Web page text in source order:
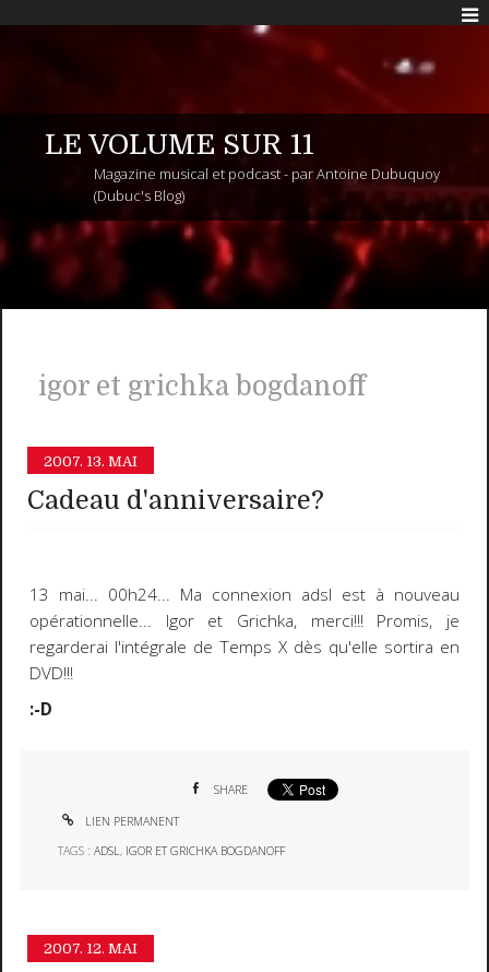
LE VOLUME SUR 11
Magazine musical et podcast - par Antoine Dubuquoy
(Dubuc's Blog)
igor et grichka bogdanoff
2007. 13. MAI
Cadeau d'anniversaire?
13 mai... 00h24... Ma connexion adsl est à nouveau
opérationnelle... Igor et Grichka, merci!!! Promis, je
regarderai l'intégrale de Temps X dès qu'elle sortira en
DVD!!!
:-D
SHARE
LIEN PERMANENT
TAGS :ADSL , IGOR ET GRICHKA BOGDANOFF
2007. 12. MAI